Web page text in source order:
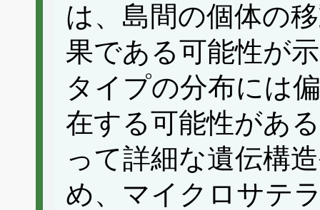
は、島間の個体の
果である可能性が
タイプの分布には
在する可能性があ
って詳細な遺伝構
め、マイクロサテ